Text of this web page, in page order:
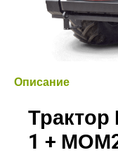
Описание
1 +